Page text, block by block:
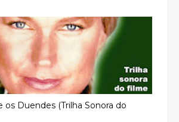
os Duendes (Trilha Sonora do